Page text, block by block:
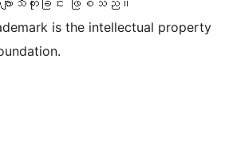
ျာသီကုံးခြင်း ဖြစ်သည်။
is the intellectual property